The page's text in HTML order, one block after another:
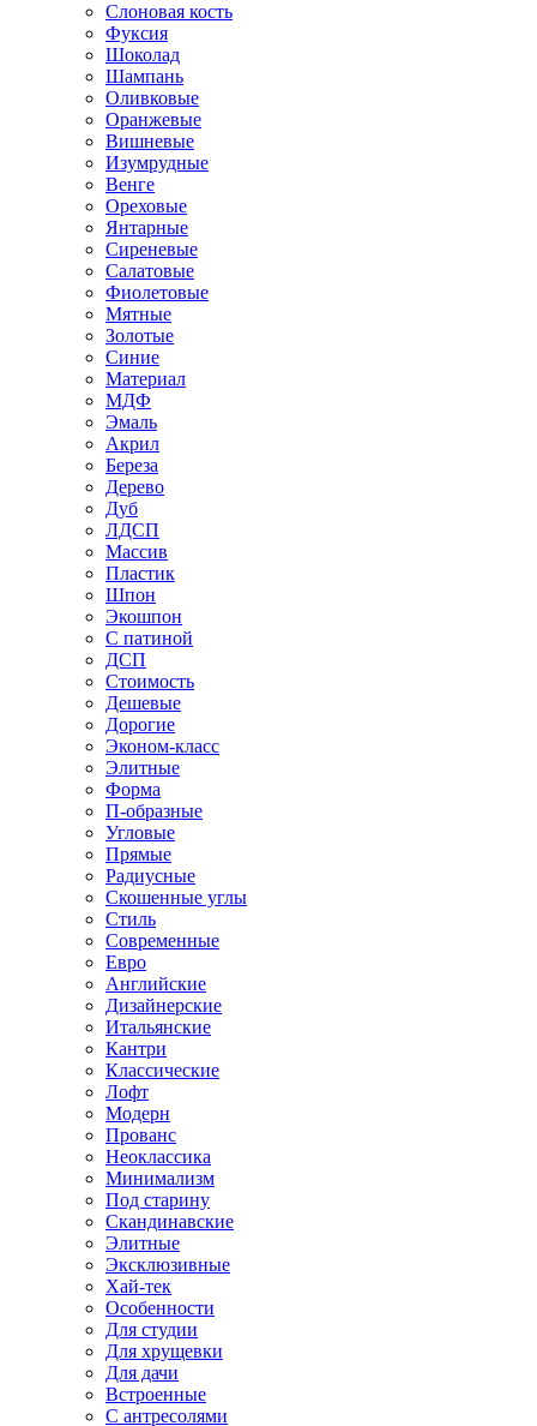
Слоновая кость
Фуксия
Шоколад
Шампань
Оливковые
Оранжевые
Вишневые
Изумрудные
Венге
Ореховые
Янтарные
Сиреневые
Салатовые
Фиолетовые
Мятные
Золотые
Синие
Материал
МДФ
Эмаль
Акрил
Береза
Дерево
Дуб
ЛДСП
Массив
Пластик
Шпон
Экошпон
С патиной
ДСП
Стоимость
Дешевые
Дорогие
Эконом-класс
Элитные
Форма
П-образные
Угловые
Прямые
Радиусные
Скошенные углы
Стиль
Современные
Евро
Английские
Дизайнерские
Итальянские
Кантри
Классические
Лофт
Модерн
Прованс
Неоклассика
Минимализм
Под старину
Скандинавские
Элитные
Эксклюзивные
Хай-тек
Особенности
Для студии
Для хрущевки
Для дачи
Встроенные
С антресолями